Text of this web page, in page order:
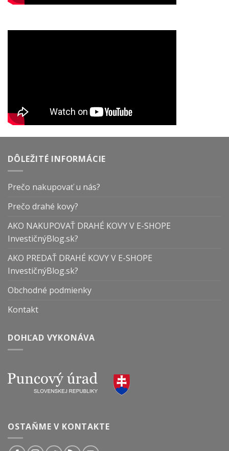
DÔLEŽITÉ INFORMÁCIE
Prečo nakupovať u nás?
Prečo drahé kovy?
AKO NAKUPOVAŤ DRAHÉ KOVY V E-SHOPE
InvestičnýBlog.sk?
AKO PREDAŤ DRAHÉ KOVY V E-SHOPE
InvestičnýBlog.sk?
Obchodné podmienky
Kontakt
DOHĽAD VYKONÁVA
OSTAŇME V KONTAKTE